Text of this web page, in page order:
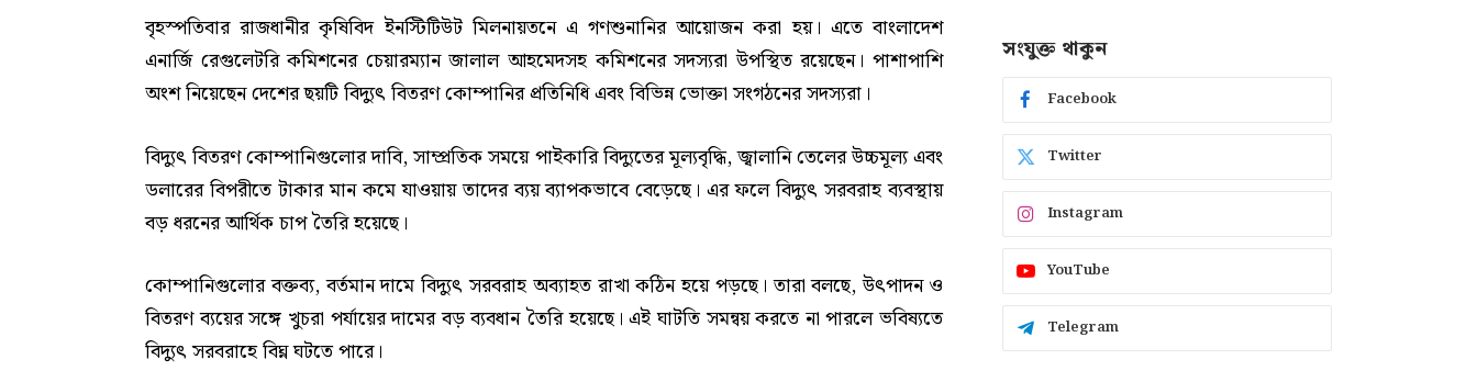
বৃহস্পতিবার রাজধানীর কৃষিবিদ ইনস্টিটিউট মিলনায়তনে এ গণশুনানির আয়োজন করা হয়। এতে বাংলাদেশ
এনার্জি রেগুলেটরি কমিশনের চেয়ারম্যান জালাল আহমেদসহ কমিশনের সদস্যরা উপস্থিত রয়েছেন। পাশাপাশি
অংশ নিয়েছেন দেশের ছয়টি বিদ্যুৎ বিতরণ কোম্পানির প্রতিনিধি এবং বিভিন্ন ভোক্তা সংগঠনের সদস্যরা।
বিদ্যুৎ বিতরণ কোম্পানিগুলোর দাবি, সাম্প্রতিক সময়ে পাইকারি বিদ্যুতের মূল্যবৃদ্ধি, জ্বালানি তেলের উচ্চমূল্য এবং
ডলারের বিপরীতে টাকার মান কমে যাওয়ায় তাদের ব্যয় ব্যাপকভাবে বেড়েছে। এর ফলে বিদ্যুৎ সরবরাহ ব্যবস্থায়
বড় ধরনের আর্থিক চাপ তৈরি হয়েছে।
কোম্পানিগুলোর বক্তব্য, বর্তমান দামে বিদ্যুৎ সরবরাহ অব্যাহত রাখা কঠিন হয়ে পড়ছে। তারা বলছে, উৎপাদন ও
বিতরণ ব্যয়ের সঙ্গে খুচরা পর্যায়ের দামের বড় ব্যবধান তৈরি হয়েছে। এই ঘাটতি সমন্বয় করতে না পারলে ভবিষ্যতে
বিদ্যুৎ সরবরাহে বিঘ্ন ঘটতে পারে।
সংযুক্ত থাকুন
Facebook
Twitter
Instagram
YouTube
Telegram